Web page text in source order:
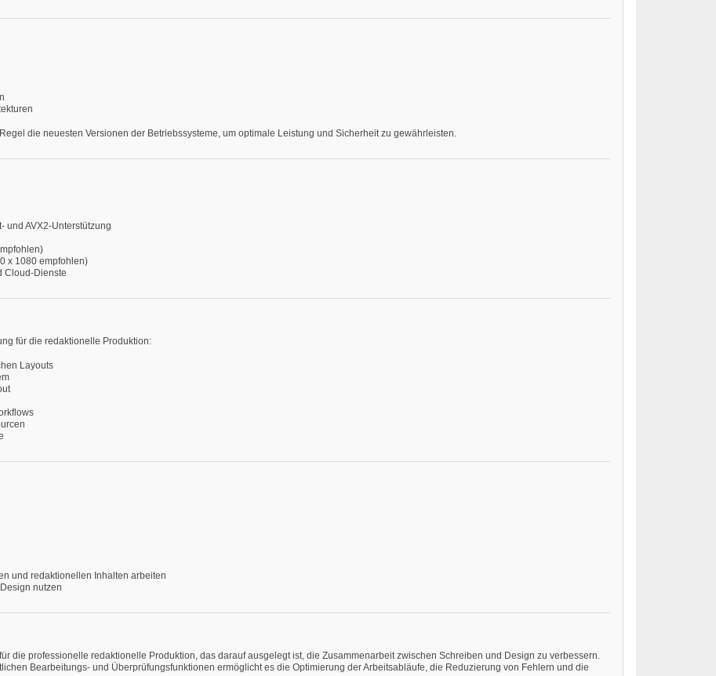
die neuesten Versionen der Betriebssysteme, um optimale Leistung und Sicherheit zu gewährleisten.
und AVX2-Unterstützung
x 1080 empfohlen)
Cloud-Dienste
für die redaktionelle Produktion:
Layouts
und redaktionellen Inhalten arbeiten
nutzen
die professionelle redaktionelle Produktion, das darauf ausgelegt ist, die Zusammenarbeit zwischen Schreiben und Design zu verbessern.
Bearbeitungs- und Überprüfungsfunktionen ermöglicht es die Optimierung der Arbeitsabläufe, die Reduzierung von Fehlern und die